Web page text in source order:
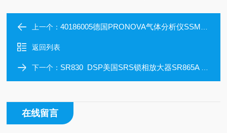
上一个：40186005德国PRONOVA气体分析仪SSM6000
返回列表
下一个： SR830 DSP美国SRS锁相放大器SR865A 4 MHz
在线留言